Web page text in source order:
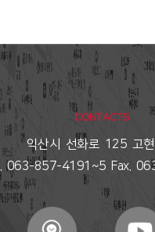
CONTACTS
익산시 선화로 125 고현
063-857-4191~5 Fax.